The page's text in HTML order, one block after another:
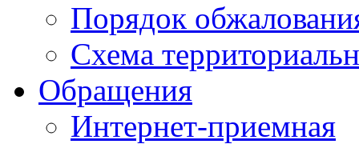
Порядок
Схема
Обращения
Интернет-приемная